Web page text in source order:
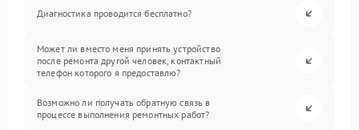
Диагностика проводится бесплатно?
Может ли вместо меня принять устройство
после ремонта другой человек, контактный
телефон которого я предоставлю?
Возможно ли получать обратную связь в
процессе выполнения ремонтных работ?